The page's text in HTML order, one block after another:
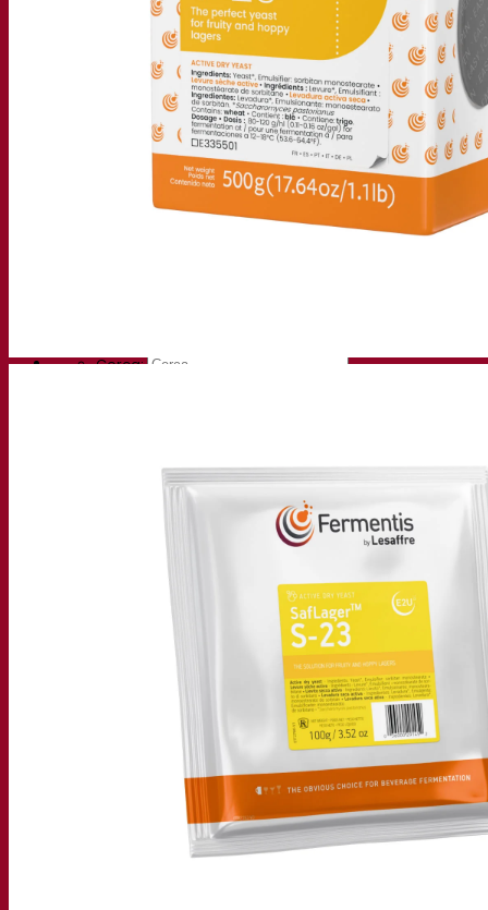
Centro di conoscenza
Approfondimenti degli esperti
FAQ
Video
Registrazioni webinar
Documentazioni
Tips & Tricks per la birra
Documentazione sul vino
Documentazioni sugli alcolici
App Fermentis
Applicazione Fermentis
Cerca: